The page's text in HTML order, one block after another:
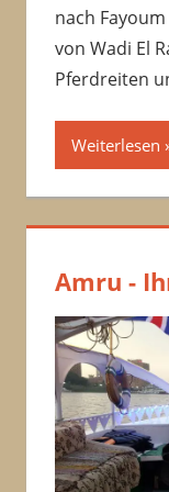
nach
von Wadi El
Pferdreiten
Weiterlesen
Amru -